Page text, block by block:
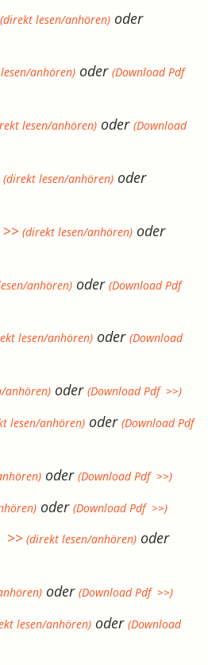
(direkt lesen/anhören) oder
anhören) oder(Download Pdf
lesen/anhören) oder(Download
(direkt lesen/anhören) oder
(direkt lesen/anhören) oder
anhören) oder(Download Pdf
lesen/anhören) oder(Download
anhören) oder(Download Pdf >>)
lesen/anhören) oder(Download Pdf
oder(Download Pdf >>)
oder(Download Pdf >>)
>> (direkt lesen/anhören) oder
oder(Download Pdf >>)
lesen/anhören) oder(Download